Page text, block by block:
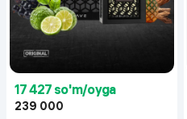
17 427 so'm/oyga
239 000